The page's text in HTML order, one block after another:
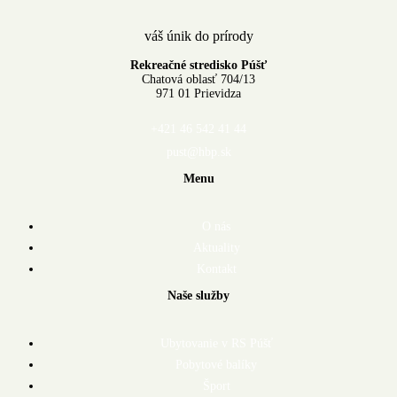
váš únik do prírody
Rekreačné stredisko Púšť
Chatová oblasť 704/13
971 01 Prievidza
Menu
Naše služby